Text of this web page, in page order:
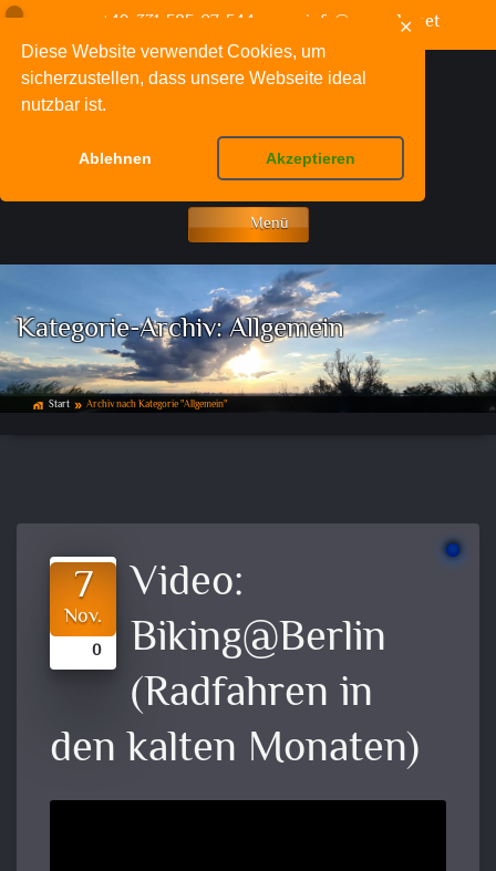
Diese Website verwendet Cookies, um
sicherzustellen, dass unsere Webseite ideal
nutzbar ist.
Ablehnen Akzeptieren
✕
+49-331-585-07-544 info@my-velo.net
Menü
Kategorie-Archiv:Allgemein
home_work Start double_arrow Archiv nach Kategorie "Allgemein"
7
Nov.
0
Video:
Biking@Berlin
(Radfahren in
den kalten Monaten)